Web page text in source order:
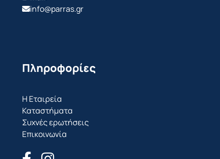
info@parras.gr
Πληροφορίες
Η Εταιρεία
Καταστήματα
Συχνές ερωτήσεις
Επικοινωνία